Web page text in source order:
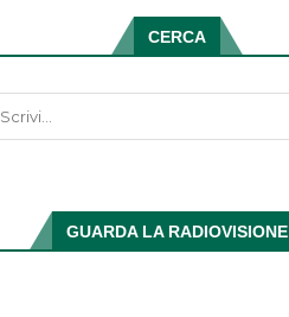
CERCA
GUARDA LA RADIOVISIONE